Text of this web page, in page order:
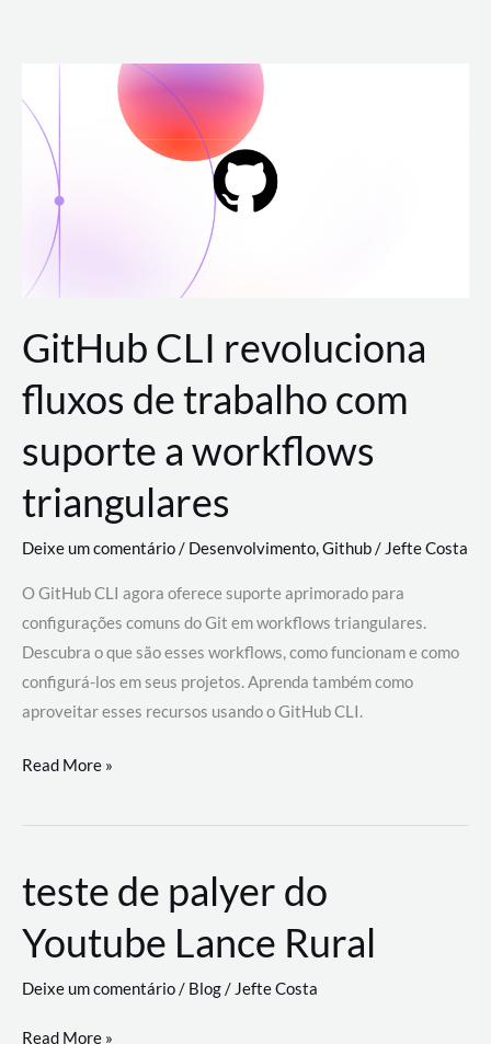
para
conteúdo
GitHub CLI revoluciona
fluxos de trabalho com
suporte a workflows
triangulares
Deixe um comentário/ Desenvolvimento,Github/ Jefte Costa
O GitHub CLI agora oferece suporte aprimorado para
configurações comuns do Git em workflows triangulares.
Descubra o que são esses workflows, como funcionam e como
configurá-los em seus projetos. Aprenda também como
aproveitar esses recursos usando o GitHub CLI.
GitHub
revoluciona
de
trabalho
com
a
workflows
Read More »
teste de palyer do
Youtube Lance Rural
Deixe um comentário/ Blog/ Jefte Costa
teste
Read More »